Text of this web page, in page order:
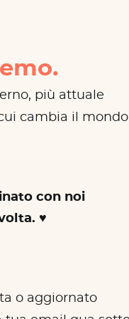
più attuale
cambia il
con noi
♥
o aggiornato